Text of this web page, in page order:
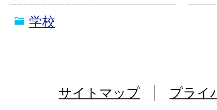
学校
サイトマップ
プライ